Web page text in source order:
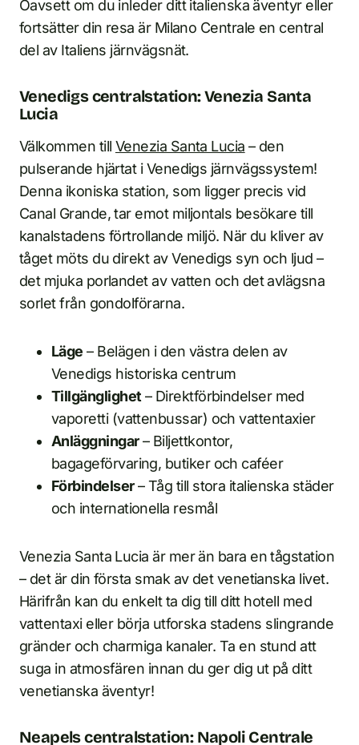
Oavsett om du inleder ditt italienska äventyr eller
fortsätter din resa är Milano Centrale en central
del av Italiens järnvägsnät.
Venedigs centralstation: Venezia Santa
Lucia
Välkommen till Venezia Santa Lucia – den
pulserande hjärtat i Venedigs järnvägssystem!
Denna ikoniska station, som ligger precis vid
Canal Grande, tar emot miljontals besökare till
kanalstadens förtrollande miljö. När du kliver av
tåget möts du direkt av Venedigs syn och ljud –
det mjuka porlandet av vatten och det avlägsna
sorlet från gondolförarna.
Läge – Belägen i den västra delen av
Venedigs historiska centrum
Tillgänglighet – Direktförbindelser med
vaporetti (vattenbussar) och vattentaxier
Anläggningar– Biljettkontor,
bagageförvaring, butiker och caféer
Förbindelser– Tåg till stora italienska städer
och internationella resmål
Venezia Santa Lucia är mer än bara en tågstation
– det är din första smak av det venetianska livet.
Härifrån kan du enkelt ta dig till ditt hotell med
vattentaxi eller börja utforska stadens slingrande
gränder och charmiga kanaler. Ta en stund att
suga in atmosfären innan du ger dig ut på ditt
venetianska äventyr!
Neapels centralstation: Napoli Centrale